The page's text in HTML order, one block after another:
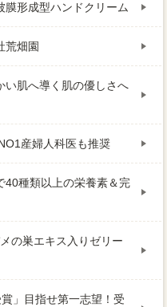
膜形成型ハンドクリーム
荒畑園
い肌へ導く肌の優しさへ
産婦人科医も推奨
40種類以上の栄養素＆完
の巣エキス入りゼリー
」目指せ第一志望！受